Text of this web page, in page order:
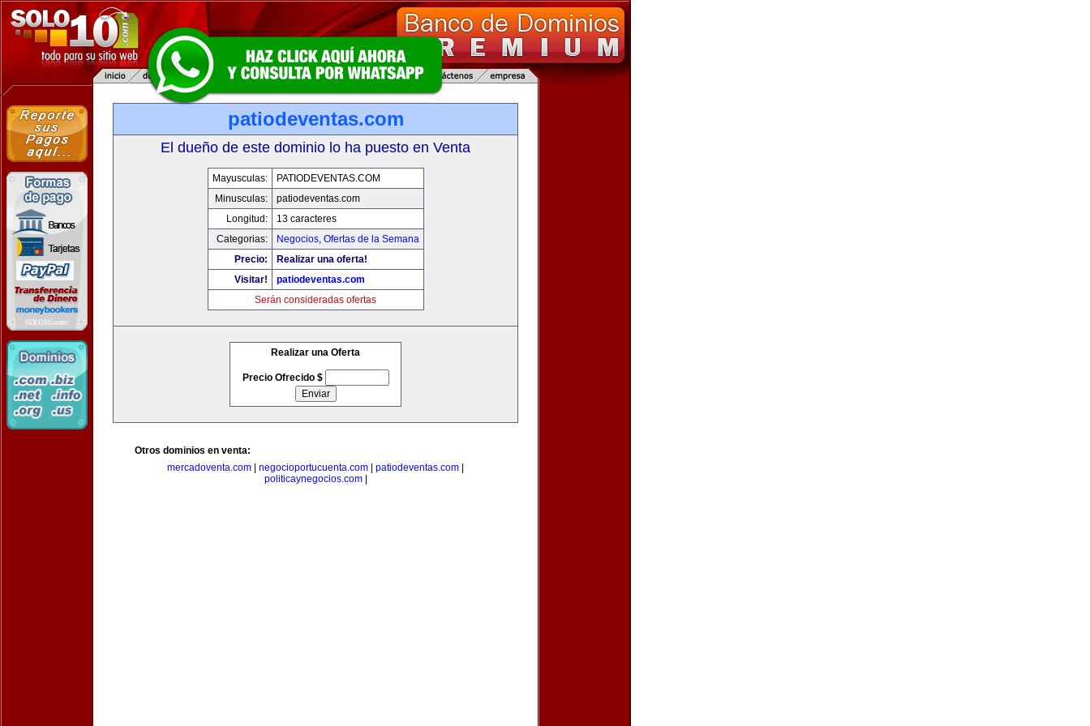
patiodeventas.com
El dueño de este dominio lo ha puesto en Venta
Mayusculas:
PATIODEVENTAS.COM
Minusculas:
patiodeventas.com
Longitud:
13 caracteres
Categorias:
Negocios, Ofertas de la Semana
Precio:
Realizar una oferta!
Visitar!
patiodeventas.com
Serán consideradas ofertas
Realizar una Oferta
Precio Ofrecido $
Otros dominios en venta:
mercadoventa.com
negocioportucuenta.com patiodeventas.com
politicaynegocios.com|